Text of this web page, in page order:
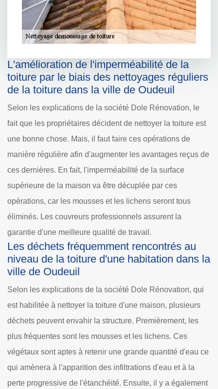
L'amélioration de l'imperméabilité de la
toiture par le biais des nettoyages réguliers
de la toiture dans la ville de Oudeuil
Selon les explications de la société Dole Rénovation, le
fait que les propriétaires décident de nettoyer la toiture est
une bonne chose. Mais, il faut faire ces opérations de
manière régulière afin d'augmenter les avantages reçus de
ces dernières. En fait, l'imperméabilité de la surface
supérieure de la maison va être décuplée par ces
opérations, car les mousses et les lichens seront tous
éliminés. Les couvreurs professionnels assurent la
garantie d'une meilleure qualité de travail.
Les déchets fréquemment rencontrés au
niveau de la toiture d'une habitation dans la
ville de Oudeuil
Selon les explications de la société Dole Rénovation, qui
est habilitée à nettoyer la toiture d'une maison, plusieurs
déchets peuvent envahir la structure. Premièrement, les
plus fréquentes sont les mousses et les lichens. Ces
végétaux sont aptes à retenir une grande quantité d'eau ce
qui amènera à l'apparition des infiltrations d'eau et à la
perte progressive de l'étanchéité. Ensuite, il y a également